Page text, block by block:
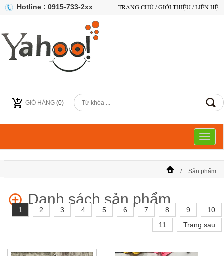
Hotline : 0915-733-2xx TRANG CHỦ/GIỚI THIỆU/LIÊN HỆ
GIỎ HÀNG (0)
Sản phẩm
Danh sách sản phẩm
1 2 3 4 5 6 7 8 9
10
11
Trang sau